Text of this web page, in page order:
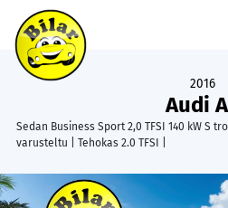
Audi
2016
Sedan Business Sport 2,0 TFSI 140 kW S
varusteltu | Tehokas 2.0 TFSI |